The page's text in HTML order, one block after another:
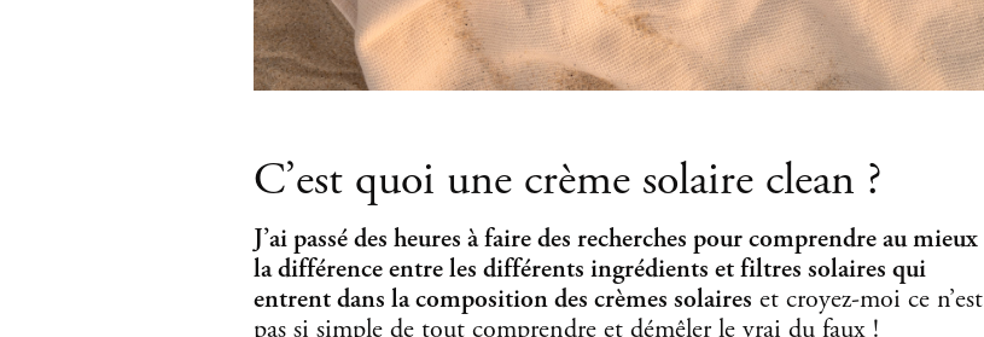
C’est quoi une crème solaire clean ?
J’ai passé des heures à faire des recherches pour comprendre au mieux
la différence entre les différents ingrédients et filtres solaires qui
entrent dans la composition des crèmes solaires et croyez-moi ce n’est
pas si simple de tout comprendre et démêler le vrai du faux !